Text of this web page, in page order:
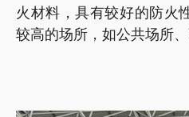
火材料，具有较好的防火
较高的场所，如公共场所、